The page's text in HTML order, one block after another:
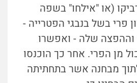
(או "אילחו" בשפה
פרי בשל בנבגי הפטרייה -
וההפצה שלה - ואפשרו
מן הפרי. אחר כך הוכנסו
מבחנה אשר בתחתיתה